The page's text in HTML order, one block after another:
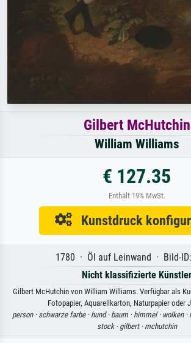
Gilbert McHutchin
William Williams
€ 127.35
Enthält 19% MwSt.
Kunstdruck
1780 · Öl auf Leinwand · Bild-
Nicht klassifizierte Künstler
Gilbert McHutchin von William Williams. Verfügbar als
Fotopapier, Aquarellkarton, Naturpapier oder
person · schwarze farbe · hund · baum · himmel · wolken ·
stock · gilbert · mchutchin